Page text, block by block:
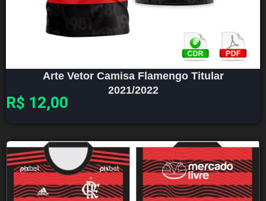
Arte Vetor Camisa Flamengo Titular
2021/2022
R$ 12,00